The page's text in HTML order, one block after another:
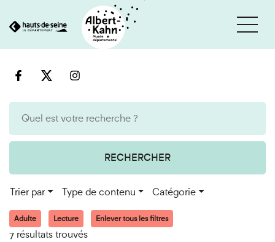
au
RECHERCHER
Trier par Type de contenu Catégorie
Adulte Lecture Enlever tous les filtres
7 résultats trouvés
Cookies et traceurs utilisés sur ce site